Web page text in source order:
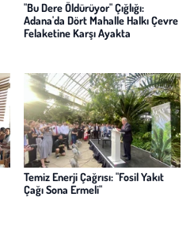
"Bu Dere Öldürüyor" Çığlığı:
Adana'da Dört Mahalle Halkı Çevre
Felaketine Karşı Ayakta
Temiz Enerji Çağrısı: "Fosil Yakıt
Çağı Sona Ermeli"